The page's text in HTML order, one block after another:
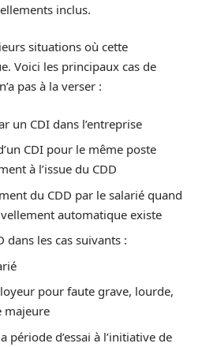
inclus.
situations où cette
Voici les principaux cas de
pas à la verser :
un CDI dans l’entreprise
CDI pour le même poste
à l’issue du CDD
du CDD par le salarié quand
automatique existe
dans les cas suivants :
pour faute grave, lourde,
majeure
période d’essai à l’initiative de